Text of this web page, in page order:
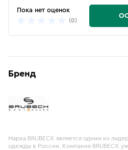
Пока нет оценок
(0)
Бренд
Марка BRUBECK является одним из
одежды в России. Компания BRUBECK